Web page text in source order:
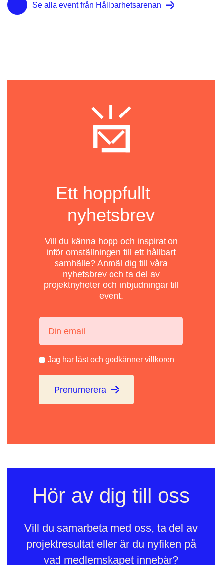
Se alla event från Hållbarhetsarenan
Ett hoppfullt
nyhetsbrev
Vill du känna hopp och inspiration
inför omställningen till ett hållbart
samhälle? Anmäl dig till våra
nyhetsbrev och ta del av
projektnyheter och inbjudningar till
event.
Jag har läst och godkänner villkoren
Prenumerera
Hör av dig till oss
Vill du samarbeta med oss, ta del av
projektresultat eller är du nyfiken på
vad medlemskapet innebär?